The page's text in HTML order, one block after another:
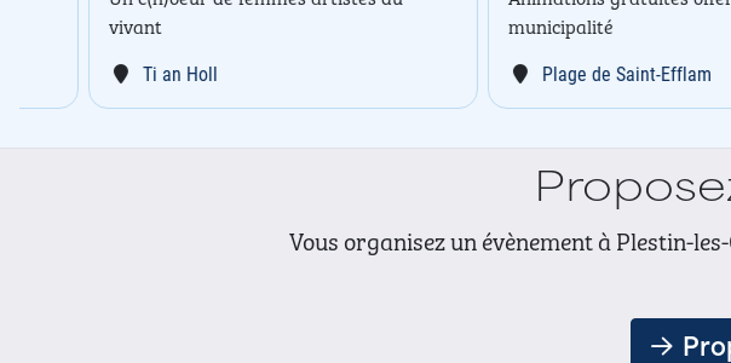
Ti an Holl Plage de Saint-Efflam
municipalité
Vous organisez un évènement à Plestin-